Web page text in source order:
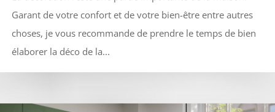
Garant de votre confort et de votre bien-être entre autres
choses, je vous recommande de prendre le temps de bien
élaborer la déco de la...